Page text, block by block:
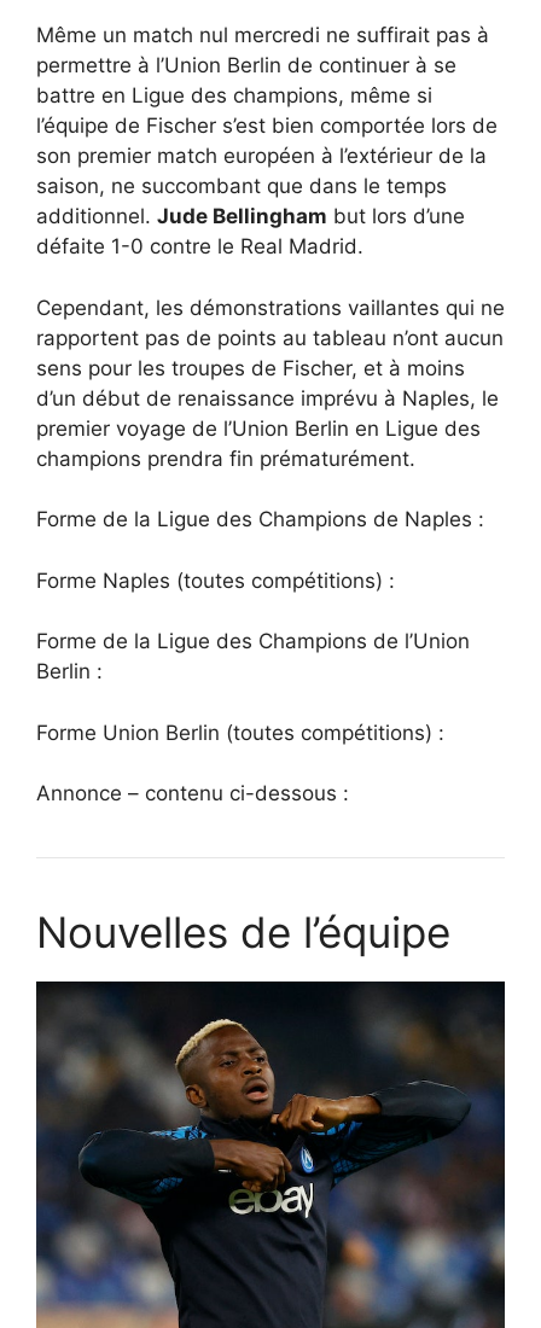
Même un match nul mercredi ne suffirait pas à
permettre à l’Union Berlin de continuer à se
battre en Ligue des champions, même si
l’équipe de Fischer s’est bien comportée lors de
son premier match européen à l’extérieur de la
saison, ne succombant que dans le temps
additionnel. Jude Bellingham but lors d’une
défaite 1-0 contre le Real Madrid.
Cependant, les démonstrations vaillantes qui ne
rapportent pas de points au tableau n’ont aucun
sens pour les troupes de Fischer, et à moins
d’un début de renaissance imprévu à Naples, le
premier voyage de l’Union Berlin en Ligue des
champions prendra fin prématurément.
Forme de la Ligue des Champions de Naples :
Forme Naples (toutes compétitions) :
Forme de la Ligue des Champions de l’Union
Berlin :
Forme Union Berlin (toutes compétitions) :
Annonce – contenu ci-dessous :
Nouvelles de l’équipe